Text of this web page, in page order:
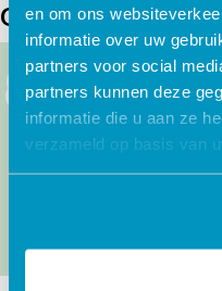
en om ons
informatie over uw
partners voor social
partners kunnen deze
informatie die u aan ze
verzameld op basis van
Gerelateerde